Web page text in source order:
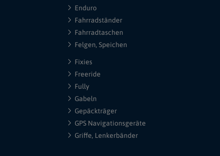
Enduro
Fahrradständer
Fahrradtaschen
Felgen, Speichen
Fixies
Freeride
Fully
Gabeln
Gepäckträger
GPS Navigationsgeräte
Griffe, Lenkerbänder